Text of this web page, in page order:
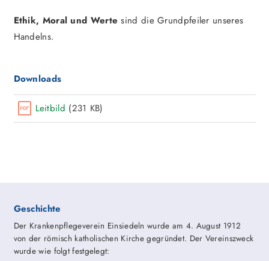
Ethik, Moral und Werte sind die Grundpfeiler unseres
Handelns.
Downloads
Leitbild (231 KB)
Geschichte
Der Krankenpflegeverein Einsiedeln wurde am 4. August 1912
von der römisch katholischen Kirche gegründet. Der Vereinszweck
wurde wie folgt festgelegt: